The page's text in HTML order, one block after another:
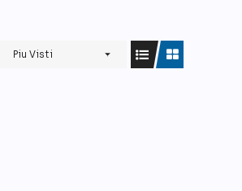
Piu Visti